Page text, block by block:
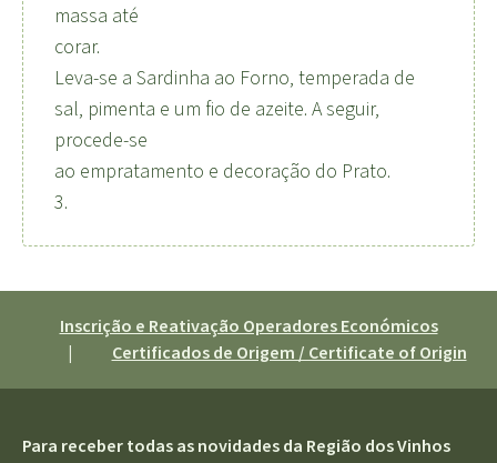
massa até
corar.
Leva-se a Sardinha ao Forno, temperada de
sal, pimenta e um fio de azeite. A seguir,
procede-se
ao empratamento e decoração do Prato.
3.
Inscrição e Reativação Operadores Económicos
|
Certificados de Origem / Certificate of Origin
Para receber todas as novidades da Região dos Vinhos